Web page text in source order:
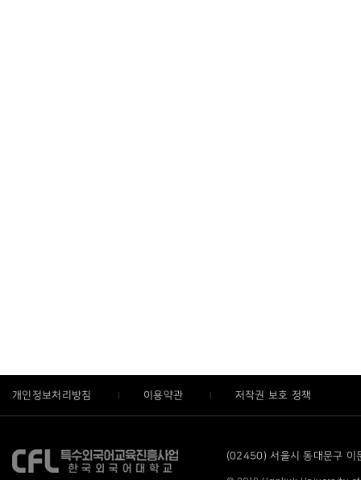
개인정보처리방침 이용약관 저작권 보호 정책
(02450) 서울시 동대문구